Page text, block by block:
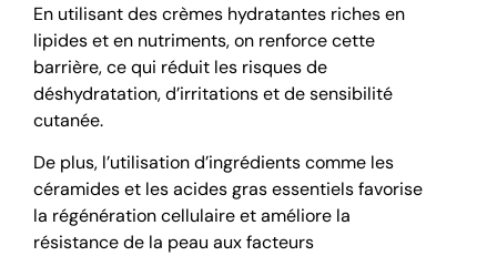
En utilisant des crèmes hydratantes riches en
lipides et en nutriments, on renforce cette
barrière, ce qui réduit les risques de
déshydratation, d’irritations et de sensibilité
cutanée.
De plus, l’utilisation d’ingrédients comme les
céramides et les acides gras essentiels favorise
la régénération cellulaire et améliore la
résistance de la peau aux facteurs